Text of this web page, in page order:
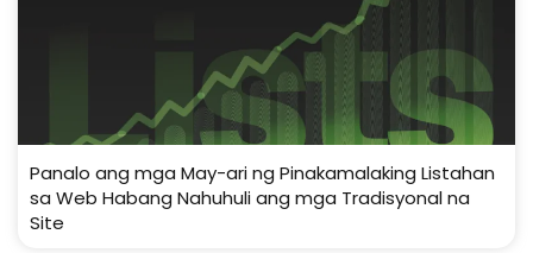
Panalo ang mga May-ari ng Pinakamalaking Listahan
sa Web Habang Nahuhuli ang mga Tradisyonal na
Site